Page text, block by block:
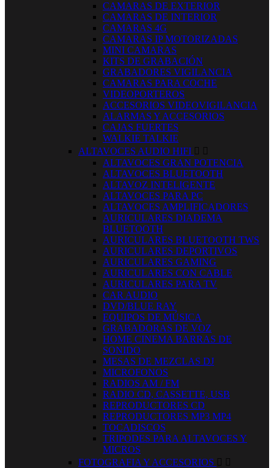
CAMARAS DE EXTERIOR
CAMARAS DE INTERIOR
CAMARAS 4G
CAMARAS IP MOTORIZADAS
MINI CAMARAS
KITS DE GRABACIÓN
GRABADORES VIGILANCIA
CAMARAS PARA COCHE
VIDEOPORTEROS
ACCESORIOS VIDEOVIGILANCIA
ALARMAS Y ACCESORIOS
CAJAS FUERTES
WALKIE TALKIE
ALTAVOCES AUDIO HIFI  
ALTAVOCES GRAN POTENCIA
ALTAVOCES BLUETOOTH
ALTAVOZ INTELIGENTE
ALTAVOCES PARA PC
ALTAVOCES AMPLIFICADORES
AURICULARES DIADEMA
BLUETOOTH
AURICULARES BLUETOOTH TWS
AURICULARES DEPORTIVOS
AURICULARES GAMING
AURICULARES CON CABLE
AURICULARES PARA TV
CAR AUDIO
DVD/BLUE RAY
EQUIPOS DE MÚSICA
GRABADORAS DE VOZ
HOME CINEMA BARRAS DE
SONIDO
MESAS DE MEZCLAS DJ
MICROFONOS
RADIOS AM / FM
RADIO CD, CASSETTE, USB
REPRODUCTORES CD
REPRODUCTORES MP3 MP4
TOCADISCOS
TRIPODES PARA ALTAVOCES Y
MICROS
FOTOGRAFIA Y ACCESORIOS  